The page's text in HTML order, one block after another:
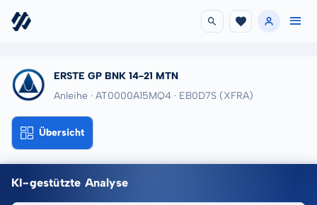
ERSTE GP BNK 14-21 MTN
Anleihe · AT0000A15MQ4 · EB0D7S (XFRA)
Übersicht
KI-gestützte Analyse